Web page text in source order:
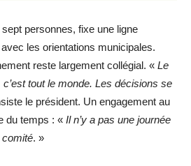
personnes, fixe une ligne
les orientations municipales.
reste largement collégial. « Le
c’est tout le monde. Les décisions se
le président. Un engagement au
du temps : « Il n’y a pas une journée
comité. »